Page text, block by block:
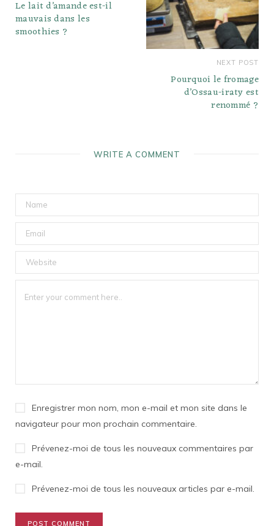
Le lait d’amande est-il
mauvais dans les
smoothies ?
NEXT POST
Pourquoi le fromage
d’Ossau-iraty est
renommé ?
WRITE A COMMENT
Enregistrer mon nom, mon e-mail et mon site dans le
navigateur pour mon prochain commentaire.
Prévenez-moi de tous les nouveaux commentaires par
e-mail.
Prévenez-moi de tous les nouveaux articles par e-mail.